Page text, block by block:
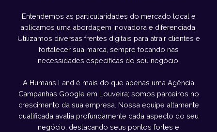
Entendemos as particularidades do mercado local e
aplicamos uma abordagem inovadora e diferenciada.
Utilizamos diversas frentes digitais para atrair clientes e
fortalecer sua marca, sempre focando nas
necessidades específicas do seu negócio.
A Humans Land é mais do que apenas uma Agência
Campanhas Google em Louveira; somos parceiros no
crescimento da sua empresa. Nossa equipe altamente
qualificada avalia profundamente cada aspecto do seu
negócio, destacando seus pontos fortes e